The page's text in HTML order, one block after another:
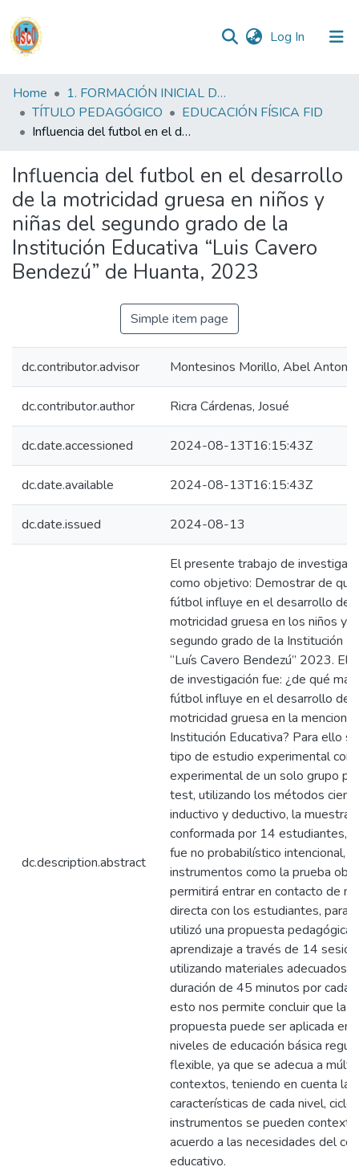
Log In (current)
Communities
&
Collections
Statistics
Reglamento
Home
1. FORMACIÓN INICIAL DOCENTE
TÍTULO PEDAGÓGICO
EDUCACIÓN FÍSICA FID
Influencia del futbol en el desarrollo de la motricidad gruesa en niños y niñas del segundo grado de la Institución Educativa “Luis Cavero Bendezú” de Huanta, 2023
Influencia del futbol en el desarrollo
de la motricidad gruesa en niños y
niñas del segundo grado de la
Institución Educativa “Luis Cavero
Bendezú” de Huanta, 2023
Simple item page
dc.contributor.advisor Montesinos Morillo, Abel Antonio
dc.contributor.author Ricra Cárdenas, Josué
dc.date.accessioned 2024-08-13T16:15:43Z
dc.date.available 2024-08-13T16:15:43Z
dc.date.issued 2024-08-13
dc.description.abstract
El presente trabajo de
como objetivo: Demostrar de
fútbol influye en el desarrollo de
motricidad gruesa en los niños y
segundo grado de la Institución
“Luís Cavero Bendezú” 2023. El
de investigación fue: ¿de qué
fútbol influye en el desarrollo de
motricidad gruesa en la
Institución Educativa? Para ello
tipo de estudio experimental con
experimental de un solo grupo
test, utilizando los métodos
inductivo y deductivo, la muestra
conformada por 14 estudiantes,
fue no probabilístico intencional,
instrumentos como la prueba
permitirá entrar en contacto de
directa con los estudiantes, para
utilizó una propuesta pedagógica
aprendizaje a través de 14
utilizando materiales adecuados
duración de 45 minutos por cada
esto nos permite concluir que la
propuesta puede ser aplicada en
niveles de educación básica
flexible, ya que se adecua a
contextos, teniendo en cuenta las
características de cada nivel, ciclo
instrumentos se pueden
acuerdo a las necesidades del
educativo.